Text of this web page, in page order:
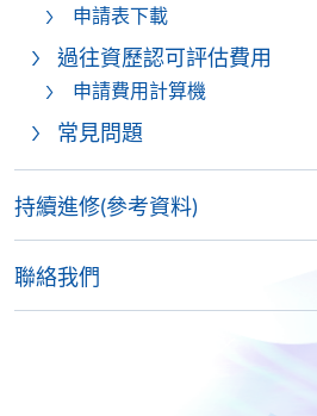
申請表下載
過往資歷認可評估費用
申請費用計算機
常見問題
持續進修(參考資料)
聯絡我們